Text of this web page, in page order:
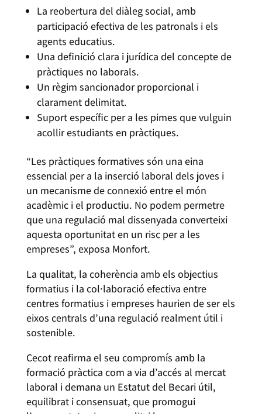
La reobertura del diàleg social, amb
participació efectiva de les patronals i els
agents educatius.
Una definició clara i jurídica del concepte de
pràctiques no laborals.
Un règim sancionador proporcional i
clarament delimitat.
Suport específic per a les pimes que vulguin
acollir estudiants en pràctiques.
“Les pràctiques formatives són una eina
essencial per a la inserció laboral dels joves i
un mecanisme de connexió entre el món
acadèmic i el productiu. No podem permetre
que una regulació mal dissenyada converteixi
aquesta oportunitat en un risc per a les
empreses”, exposa Monfort.
La qualitat, la coherència amb els objectius
formatius i la col·laboració efectiva entre
centres formatius i empreses haurien de ser els
eixos centrals d’una regulació realment útil i
sostenible.
Cecot reafirma el seu compromís amb la
formació pràctica com a via d’accés al mercat
laboral i demana un Estatut del Becari útil,
equilibrat i consensuat, que promogui